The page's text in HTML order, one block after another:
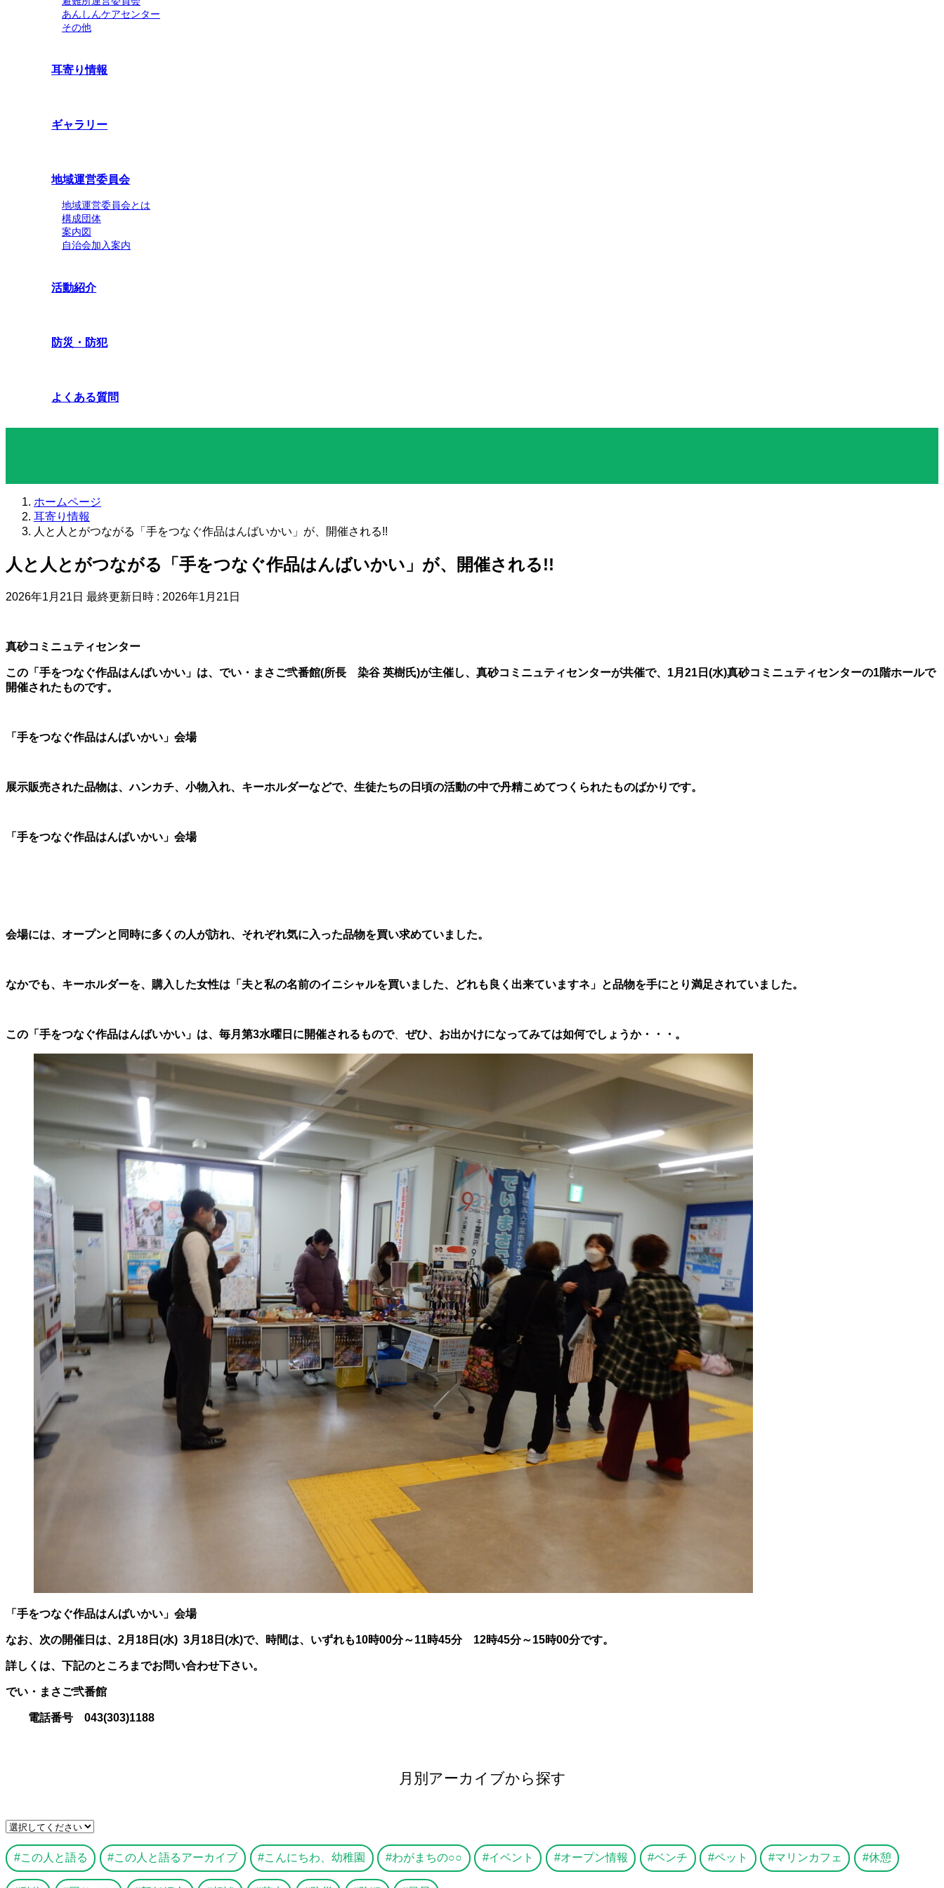
あんしんケアセンター
その他
耳寄り情報
ギャラリー
地域運営委員会
地域運営委員会とは
構成団体
案内図
自治会加入案内
活動紹介
防災・防犯
よくある質問
ホームページ
耳寄り情報
人と人とがつながる「手をつなぐ作品はんばいかい」が、開催される!!
人と人とがつながる「手をつなぐ作品はんばいかい」が、開催される!!
2026年1月21日 最終更新日時 : 2026年1月21日
真砂コミニュティセンター
この「手をつなぐ作品はんばいかい」は、でい・まさご弐番館(所長 染谷 英樹氏)が主催し、真砂コミニュティセンターが共催で、1月21日(水)真砂コミニュティセンターの1階ホールで
開催されたものです。
「手をつなぐ作品はんばいかい」会場
展示販売された品物は、ハンカチ、小物入れ、キーホルダーなどで、生徒たちの日頃の活動の中で丹精こめてつくられたものばかりです。
「手をつなぐ作品はんばいかい」会場
会場には、オープンと同時に多くの人が訪れ、それぞれ気に入った品物を買い求めていました。
なかでも、キーホルダーを、購入した女性は「夫と私の名前のイニシャルを買いました、どれも良く出来ていますネ」と品物を手にとり満足されていました。
この「手をつなぐ作品はんばいかい」は、毎月第3水曜日に開催されるもので、 ぜひ、お出かけになってみては如何でしょうか・・・。
「手をつなぐ作品はんばいかい」会場
なお、次の開催日は、2月18日(水) 3月18日(水)で、時間は、いずれも10時00分～11時45分 12時45分～15時00分です。
詳しくは、下記のところまでお問い合わせ下さい。
でい・まさご弐番館
電話番号 043(303)1188
月別アーカイブから探す
この人と語る この人と語るアーカイブ こんにちわ、幼稚園 わがまちの○○ イベント オープン情報 ベンチ ペット マリンカフェ 休憩